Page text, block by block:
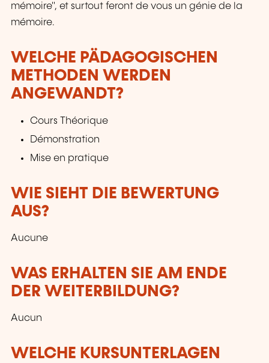
mémoire", et surtout feront de vous un génie de la
mémoire.
WELCHE PÄDAGOGISCHEN
METHODEN WERDEN
ANGEWANDT?
Cours Théorique
Démonstration
Mise en pratique
WIE SIEHT DIE BEWERTUNG
AUS?
Aucune
WAS ERHALTEN SIE AM ENDE
DER WEITERBILDUNG?
Aucun
WELCHE KURSUNTERLAGEN